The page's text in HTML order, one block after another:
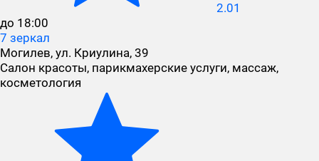
2.01
до 18:00
7 зеркал
Могилев, ул. Криулина, 39
Салон красоты, парикмахерские услуги, массаж,
косметология